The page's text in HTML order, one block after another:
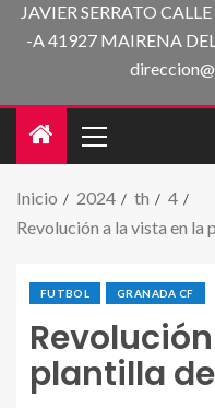
JAVIER SERRATO
-A 41927 MAIRENA
Inicio 2024 th
4
Revolución a la vista en la
FUTBOL GRANADA CF
plantilla